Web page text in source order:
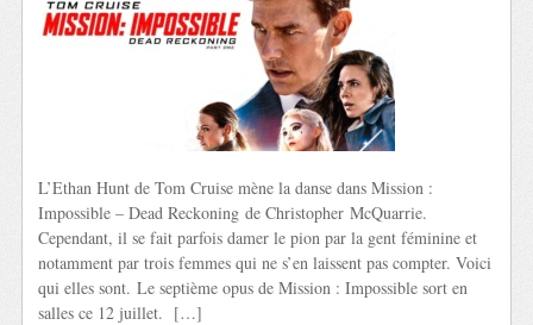
L’Ethan Hunt de Tom Cruise mène la danse dans Mission :
Impossible – Dead Reckoning de Christopher McQuarrie.
Cependant, il se fait parfois damer le pion par la gent féminine et
notamment par trois femmes qui ne s’en laissent pas compter. Voici
qui elles sont. Le septième opus de Mission : Impossible sort en
salles ce 12 juillet. […]